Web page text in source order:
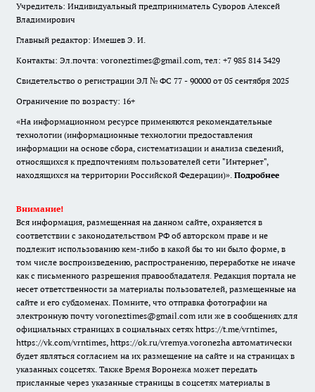
Учредитель: Индивидуальный предприниматель Суворов Алексей
Владимирович
Главный редактор: Имешев Э. И.
Контакты: Эл.почта: voroneztimes@gmail.com, тел: +7 985 814 3429
Свидетельство о регистрации ЭЛ № ФС 77 - 90000 от 05 сентября 2025
Ограничение по возрасту: 16+
«На информационном ресурсе применяются рекомендательные
технологии (информационные технологии предоставления
информации на основе сбора, систематизации и анализа сведений,
относящихся к предпочтениям пользователей сети "Интернет",
находящихся на территории Российской Федерации)». Подробнее
Внимание!
Вся информация, размещенная на данном сайте, охраняется в
соответствии с законодательством РФ об авторском праве и не
подлежит использованию кем-либо в какой бы то ни было форме, в
том числе воспроизведению, распространению, переработке не иначе
как с письменного разрешения правообладателя. Редакция портала не
несет ответственности за материалы пользователей, размещенные на
сайте и его субдоменах. Помните, что отправка фотографии на
электронную почту voroneztimes@gmail.com или же в сообщениях для
официальных страницах в социальных сетях https://t.me/vrntimes,
https://vk.com/vrntimes, https://ok.ru/vremya.voronezha автоматически
будет являться согласием на их размещение на сайте и на страницах в
указанных соцсетях. Также Время Воронежа может передать
присланные через указанные страницы в соцсетях материалы в